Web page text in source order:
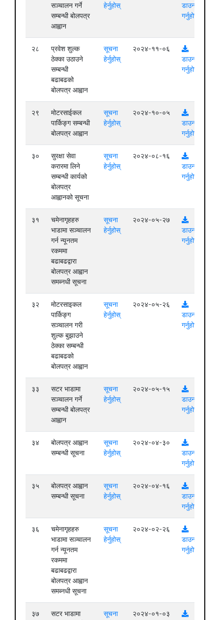
सञ्चालन गर्ने
सम्बन्धी बोलपत्र
आह्वान
हेर्नुहोस्
डाउनलोड
गर्नुहोस्
२८
प्रवेश शुल्क
ठेक्का उठाउने
सम्बन्धी
बढाबढको
बोलपत्र आह्वान
सूचना
हेर्नुहोस्
२०२४-११-०६
डाउनलोड
गर्नुहोस्
२९
मोटरसाईकल
पार्किङ्ग सम्बन्धी
बोलपत्र आह्वान
सूचना
हेर्नुहोस्
२०२४-१०-०५
डाउनलोड
गर्नुहोस्
३०
सुरक्षा सेवा
करारमा लिने
सम्बन्धी कार्यको
बोलपत्र
आह्वानको सूचना
सूचना
हेर्नुहोस्
२०२४-०८-१६
डाउनलोड
गर्नुहोस्
३१
चमेनागृहहरु
भाडामा सञ्चालन
गर्न न्यूनतम
रकममा
बढाबढद्वारा
बोलपत्र आह्वान
समब्नधी सूचना
सूचना
हेर्नुहोस्
२०२४-०५-२७
डाउनलोड
गर्नुहोस्
३२
मोटरसाइकल
पार्किङ्ग
सञ्चालन गरी
शुल्क बुझाउने
ठेक्का सम्बन्धी
बढाबढको
बोलपत्र आह्वान
सूचना
हेर्नुहोस्
२०२४-०५-२६
डाउनलोड
गर्नुहोस्
३३
सटर भाडामा
सञ्चालन गर्ने
सम्बन्धी बोलपत्र
आह्वान
सूचना
हेर्नुहोस्
२०२४-०५-१५
डाउनलोड
गर्नुहोस्
३४
बोलपत्र आह्वान
सम्बन्धी सूचना
सूचना
हेर्नुहोस्
२०२४-०४-३०
डाउनलोड
गर्नुहोस्
३५
बोलपत्र आह्वान
सम्बन्धी सूचना
सूचना
हेर्नुहोस्
२०२४-०४-१६
डाउनलोड
गर्नुहोस्
३६
चमेनागृहहरु
भाडामा सञ्चालन
गर्न न्यूनतम
रकममा
बढाबढद्वारा
बोलपत्र आह्वान
समब्नधी सूचना
सूचना
हेर्नुहोस्
२०२४-०२-२६
डाउनलोड
गर्नुहोस्
३७
सटर भाडामा
सूचना
२०२४-०१-०३